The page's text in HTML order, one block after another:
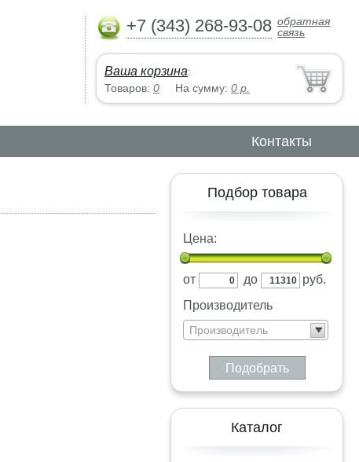
+7 (343) 268-93-08 обратная
связь
Ваша корзина:
Товаров: 0 На сумму: 0 р.
Контакты
Подбор товара
Цена:
от до
руб.
Производитель
Производитель
Подобрать
Каталог